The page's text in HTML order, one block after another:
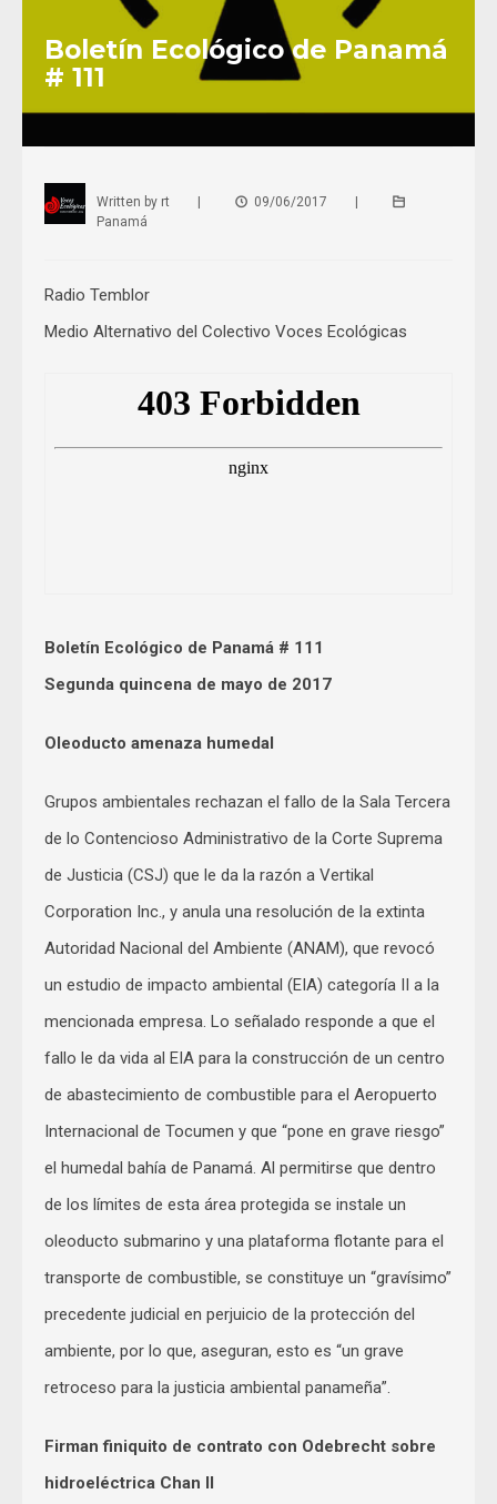
Boletín Ecológico de Panamá
# 111
Written by rt | 09/06/2017
|
Panamá
Radio Temblor
Medio Alternativo del Colectivo Voces Ecológicas
Boletín Ecológico de Panamá # 111
Segunda quincena de mayo de 2017
Oleoducto amenaza humedal
Grupos ambientales rechazan el fallo de la Sala Tercera
de lo Contencioso Administrativo de la Corte Suprema
de Justicia (CSJ) que le da la razón a Vertikal
Corporation Inc., y anula una resolución de la extinta
Autoridad Nacional del Ambiente (ANAM), que revocó
un estudio de impacto ambiental (EIA) categoría II a la
mencionada empresa. Lo señalado responde a que el
fallo le da vida al EIA para la construcción de un centro
de abastecimiento de combustible para el Aeropuerto
Internacional de Tocumen y que “pone en grave riesgo”
el humedal bahía de Panamá. Al permitirse que dentro
de los límites de esta área protegida se instale un
oleoducto submarino y una plataforma flotante para el
transporte de combustible, se constituye un “gravísimo”
precedente judicial en perjuicio de la protección del
ambiente, por lo que, aseguran, esto es “un grave
retroceso para la justicia ambiental panameña”.
Firman finiquito de contrato con Odebrecht sobre
hidroeléctrica Chan II